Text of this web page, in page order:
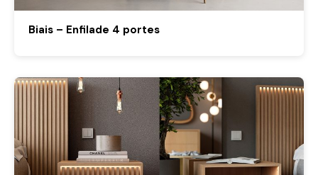
Biais – Enfilade 4 portes